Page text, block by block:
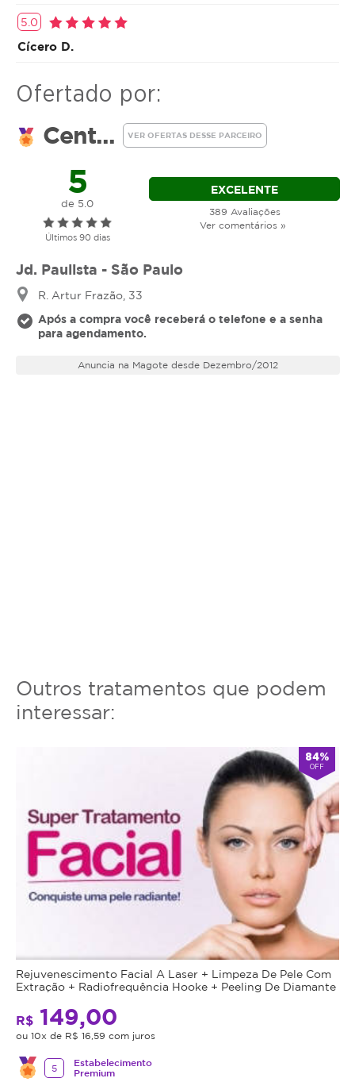
5.0
Cícero D.
Ofertado por:
Cent... VER OFERTAS DESSE PARCEIRO
5
de 5.0
Últimos 90 dias
EXCELENTE
389 Avaliações
Ver comentários »
Jd. Paulista - São Paulo
R. Artur Frazão, 33
Após a compra você receberá o telefone e a senha
para agendamento.
Anuncia na Magote desde Dezembro/2012
Outros tratamentos que podem
interessar:
84%
OFF
Rejuvenescimento Facial A Laser + Limpeza De Pele Com
Extração + Radiofrequência Hooke + Peeling De Diamante
R$ 149,00
ou 10x de R$ 16,59 com juros
5
Estabelecimento
Premium